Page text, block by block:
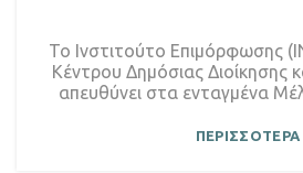
Το Ινστιτούτο Επιμόρφωσης
Κέντρου Δημόσιας Διοίκησης
απευθύνει στα ενταγμένα
ΠΕΡΙΣΣΟΤΕΡΑ